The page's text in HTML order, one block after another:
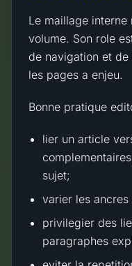
Le maillage
volume. Son role
de navigation et
les pages a enjeu.
Bonne pratique
lier un article
sujet;
varier les
privilegier des
paragraphes